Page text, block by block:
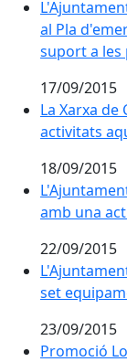
al Pla
suport a les
17/09/2015
La Xarxa
La Xarxa de
activitats
18/09/2015
amb una
22/09/2015
set
23/09/2015
Promoció
Promoció